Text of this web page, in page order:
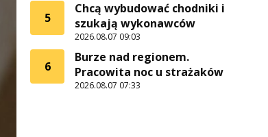
5
Chcą wybudować chodniki i
szukają wykonawców
2026.08.07 09:03
6
Burze nad regionem.
Pracowita noc u strażaków
2026.08.07 07:33